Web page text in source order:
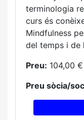
terminologia
curs és
Mindfulness
del temps i de
Preu: 104,00 €
Preu sòcia/